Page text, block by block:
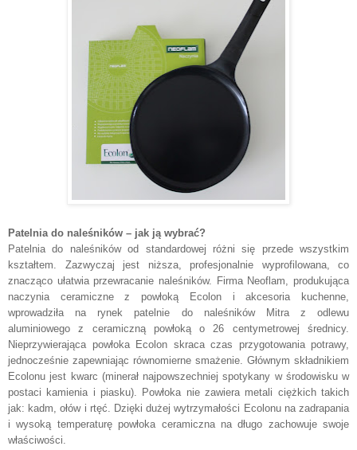
Patelnia do naleśników – jak ją wybrać?
Patelnia do naleśników od standardowej różni się przede wszystkim
kształtem. Zazwyczaj jest niższa, profesjonalnie wyprofilowana, co
znacząco ułatwia przewracanie naleśników. Firma Neoflam, produkująca
naczynia ceramiczne z powłoką Ecolon i akcesoria kuchenne,
wprowadziła na rynek patelnie do naleśników Mitra z odlewu
aluminiowego z ceramiczną powłoką o 26 centymetrowej średnicy.
Nieprzywierająca powłoka Ecolon skraca czas przygotowania potrawy,
jednocześnie zapewniając równomierne smażenie. Głównym składnikiem
Ecolonu jest kwarc (minerał najpowszechniej spotykany w środowisku w
postaci kamienia i piasku). Powłoka nie zawiera metali ciężkich takich
jak: kadm, ołów i rtęć. Dzięki dużej wytrzymałości Ecolonu na zadrapania
i wysoką temperaturę powłoka ceramiczna na długo zachowuje swoje
właściwości.